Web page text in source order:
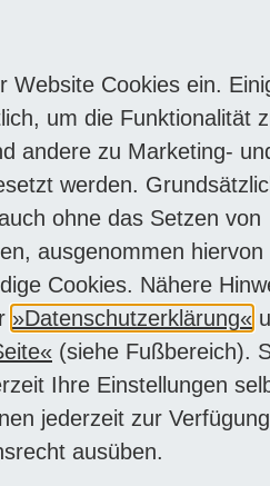
Führungspositionen
Führungspositionen
Führungspositionen
Website Cookies ein.
um die Funktionalität
andere zu Marketing-
werden.
ohne das Setzen von
ausgenommen hiervon
Cookies. Nähere
Datenschutzerklärung
(siehe Fußbereich).
Ihre Einstellungen
jederzeit zur Verfügung
ausüben.